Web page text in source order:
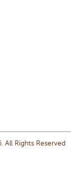
All Rights Reserved